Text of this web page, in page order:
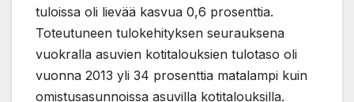
tuloissa oli lievää kasvua 0,6 prosenttia.
Toteutuneen tulokehityksen seurauksena
vuokralla asuvien kotitalouksien tulotaso oli
vuonna 2013 yli 34 prosenttia matalampi kuin
omistusasunnoissa asuvilla kotitalouksilla.